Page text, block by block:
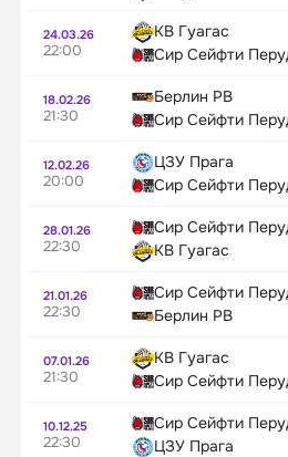
24.03.26
22:00
КВ Гуагас
Сир Сейфти
18.02.26
21:30
Берлин РВ
Сир Сейфти
12.02.26
20:00
ЦЗУ Прага
Сир Сейфти
28.01.26
22:30
Сир Сейфти
КВ Гуагас
21.01.26
22:30
Сир Сейфти
Берлин РВ
07.01.26
21:30
КВ Гуагас
Сир Сейфти
10.12.25
22:30
Сир Сейфти
ЦЗУ Прага